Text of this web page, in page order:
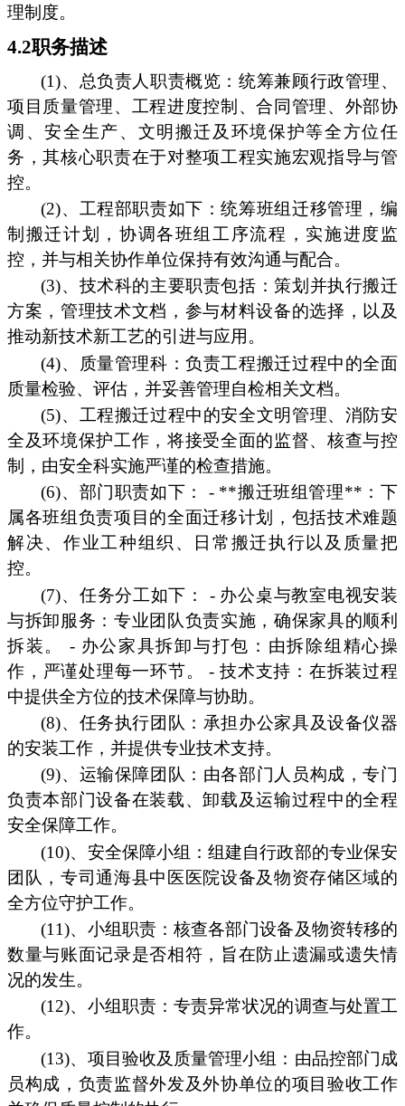
理制度。
4.2职务描述
(1)、总负责人职责概览：统筹兼顾行政管理、
项目质量管理、工程进度控制、合同管理、外部协
调、安全生产、文明搬迁及环境保护等全方位任
务，其核心职责在于对整项工程实施宏观指导与管
控。
(2)、工程部职责如下：统筹班组迁移管理，编
制搬迁计划，协调各班组工序流程，实施进度监
控，并与相关协作单位保持有效沟通与配合。
(3)、技术科的主要职责包括：策划并执行搬迁
方案，管理技术文档，参与材料设备的选择，以及
推动新技术新工艺的引进与应用。
(4)、质量管理科：负责工程搬迁过程中的全面
质量检验、评估，并妥善管理自检相关文档。
(5)、工程搬迁过程中的安全文明管理、消防安
全及环境保护工作，将接受全面的监督、核查与控
制，由安全科实施严谨的检查措施。
(6)、部门职责如下： - **搬迁班组管理**：下
属各班组负责项目的全面迁移计划，包括技术难题
解决、作业工种组织、日常搬迁执行以及质量把
控。
(7)、任务分工如下： - 办公桌与教室电视安装
与拆卸服务：专业团队负责实施，确保家具的顺利
拆装。 - 办公家具拆卸与打包：由拆除组精心操
作，严谨处理每一环节。 - 技术支持：在拆装过程
中提供全方位的技术保障与协助。
(8)、任务执行团队：承担办公家具及设备仪器
的安装工作，并提供专业技术支持。
(9)、运输保障团队：由各部门人员构成，专门
负责本部门设备在装载、卸载及运输过程中的全程
安全保障工作。
(10)、安全保障小组：组建自行政部的专业保安
团队，专司通海县中医医院设备及物资存储区域的
全方位守护工作。
(11)、小组职责：核查各部门设备及物资转移的
数量与账面记录是否相符，旨在防止遗漏或遗失情
况的发生。
(12)、小组职责：专责异常状况的调查与处置工
作。
(13)、项目验收及质量管理小组：由品控部门成
员构成，负责监督外发及外协单位的项目验收工作